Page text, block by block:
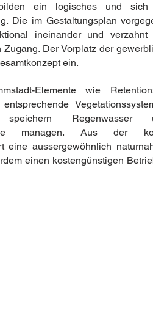
ein logisches und sich
Die im Gestaltungsplan
ineinander und
Der Vorplatz der
ein.
Elemente wie
speichern
managen. Aus der
eine aussergewöhnlich
einen kostengünstigen